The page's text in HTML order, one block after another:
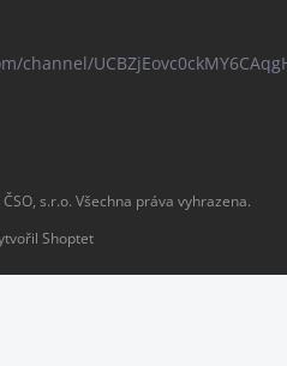
channel/
Shoptet
s.r.o. Všechna práva vyhrazena.